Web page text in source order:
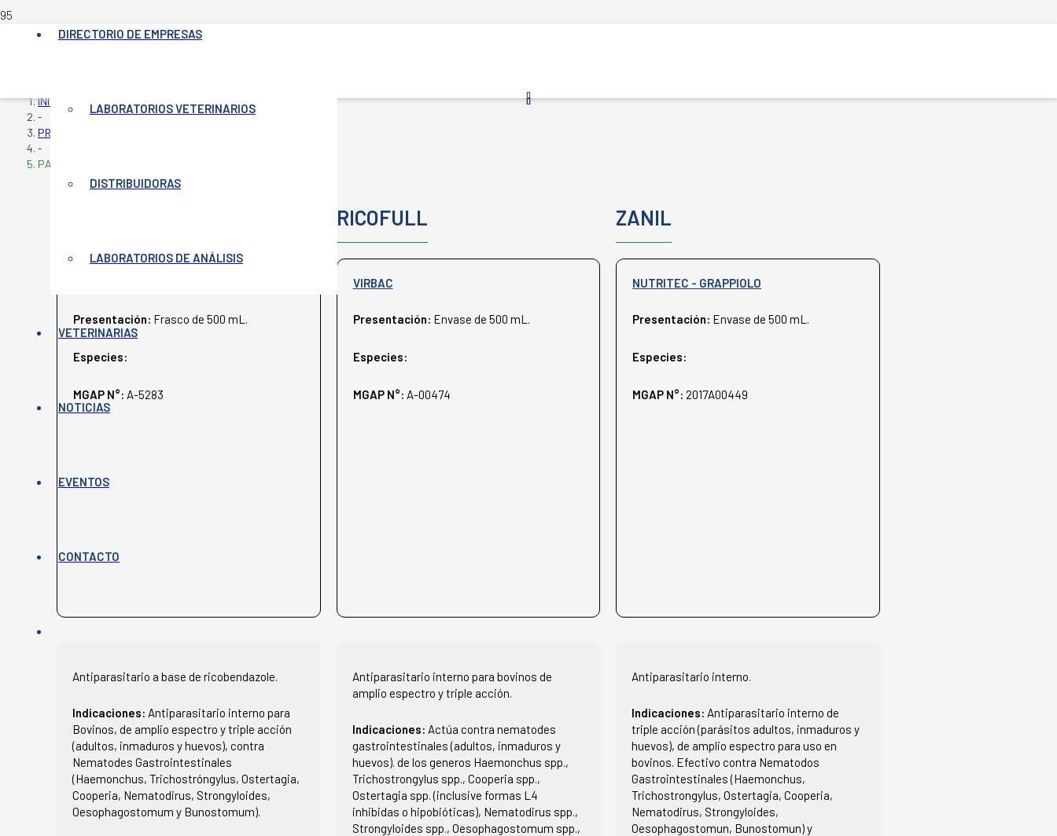
DIRECTORIO DE EMPRESAS
LABORATORIOS VETERINARIOS
DISTRIBUIDORAS
LABORATORIOS DE ANÁLISIS
VETERINARIAS
NOTICIAS
EVENTOS
CONTACTO
INICIO
-
PRODUCTOS VETERINARIOS
-
PARAXANE INY.
Presentación: Frasco de 500 mL.
Especies:
MGAP N°: A-5283
Antiparasitario a base de ricobendazole.
Indicaciones: Antiparasitario interno para
Bovinos, de amplio espectro y triple acción
(adultos, inmaduros y huevos), contra
Nematodes Gastrointestinales
(Haemonchus, Trichostróngylus, Ostertagia,
Cooperia, Nematodirus, Strongyloides,
Oesophagostomum y Bunostomum).
RICOFULL
VIRBAC
Presentación: Envase de 500 mL.
Especies:
MGAP N°: A-00474
Antiparasitario interno para bovinos de
amplio espectro y triple acción.
Indicaciones: Actúa contra nematodes
gastrointestinales (adultos, inmaduros y
huevos). de los generos Haemonchus spp.,
Trichostrongylus spp., Cooperia spp.,
Ostertagia spp. (inclusive formas L4
inhibidas o hipobióticas), Nematodirus spp.,
Strongyloides spp., Oesophagostomum spp.,
ZANIL
NUTRITEC - GRAPPIOLO
Presentación: Envase de 500 mL.
Especies:
MGAP N°: 2017A00449
Antiparasitario interno.
Indicaciones: Antiparasitario interno de
triple acción (parásitos adultos, inmaduros y
huevos), de amplio espectro para uso en
bovinos. Efectivo contra Nematodos
Gastrointestinales (Haemonchus,
Trichostrongylus, Ostertagia, Cooperia,
Nematodirus, Strongyloides,
Oesophagostomun, Bunostomun) y